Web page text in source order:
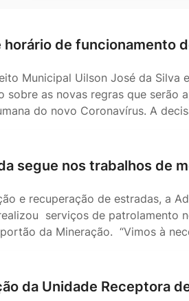
de funcionamento
Municipal Uilson José da Silva
sobre as novas regras que serão
do novo Coronavírus. A
segue nos trabalhos de
e recuperação de estradas, a
serviços de patrolamento
da Mineração. “Vimos à
da Unidade Receptora